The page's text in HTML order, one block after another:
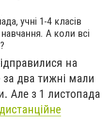
учні 1-4 класів
А коли всі
на
за два тижні мали
Але з 1 листопада